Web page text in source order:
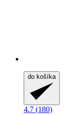
do košíka
4.7 (180)